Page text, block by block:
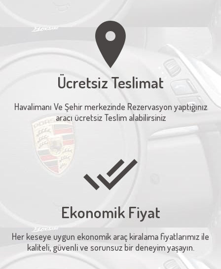
Ücretsiz Teslimat
Havalimanı Ve Şehir merkezinde Rezervasyon yaptığınız
aracı ücretsiz Teslim alabilirsiniz
Ekonomik Fiyat
Her keseye uygun ekonomik araç kiralama fiyatlarımız ile
kaliteli, güvenli ve sorunsuz bir deneyim yaşayın.